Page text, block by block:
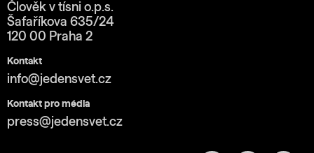
Člověk v tísni o.p.s.
Šafaříkova 635/24
120 00 Praha 2
Kontakt
info@jedensvet.cz
Kontakt pro média
press@jedensvet.cz